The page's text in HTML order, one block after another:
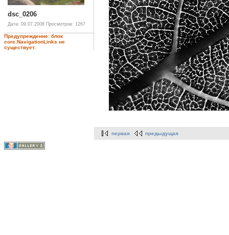
dsc_0206
Дата: 09.07.2008 Просмотров: 1267
Предупреждение: блок
core.NavigationLinks не
существует.
первая предыдущая